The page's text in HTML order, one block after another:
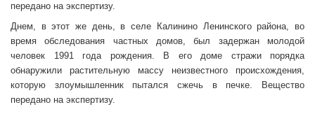
передано на экспертизу.
Днем, в этот же день, в селе Калинино Ленинского района, во
время обследования частных домов, был задержан молодой
человек 1991 года рождения. В его доме стражи порядка
обнаружили растительную массу неизвестного происхождения,
которую злоумышленник пытался сжечь в печке. Вещество
передано на экспертизу.